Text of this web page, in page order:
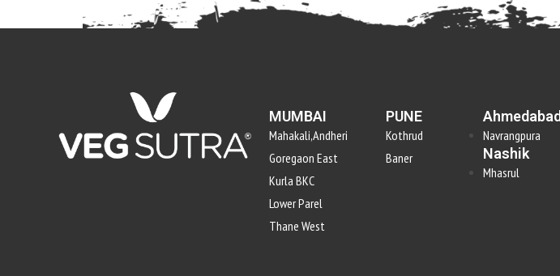
MUMBAI
Mahakali,Andheri
Goregaon East
Kurla BKC
Lower Parel
Thane West
PUNE
Kothrud
Baner
Ahmedabad
Navrangpura
Nashik
Mhasrul